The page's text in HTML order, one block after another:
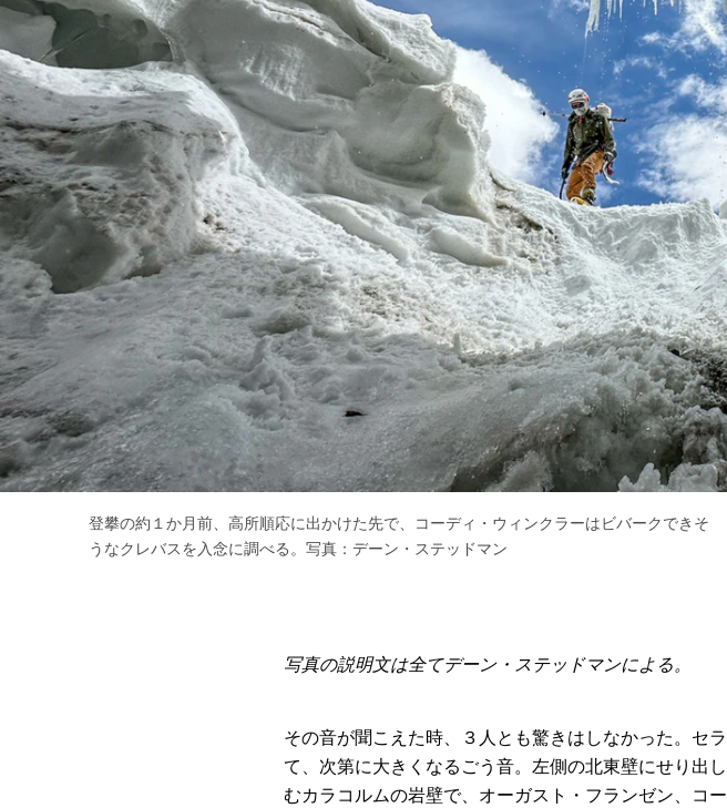
登攀の約１か月前、高所順応に出かけた先で、コーディ・ウィンクラーはビバークできそ
うなクレバスを入念に調べる。写真：デーン・ステッドマン
写真の説明文は全てデーン・ステッドマンによる。
その音が聞こえた時、３人とも驚きはしなかった。セ
て、次第に大きくなるごう音。左側の北東壁にせり出
むカラコルムの岩壁で、オーガスト・フランゼン、コ